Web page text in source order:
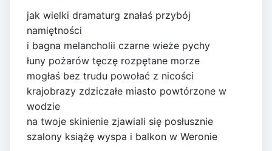
jak wielki dramaturg znałaś przybój
namiętności
i bagna melancholii czarne wieże pychy
łuny pożarów tęczę rozpętane morze
mogłaś bez trudu powołać z nicości
krajobrazy zdziczałe miasto powtórzone w
wodzie
na twoje skinienie zjawiali się posłusznie
szalony książę wyspa i balkon w Weronie